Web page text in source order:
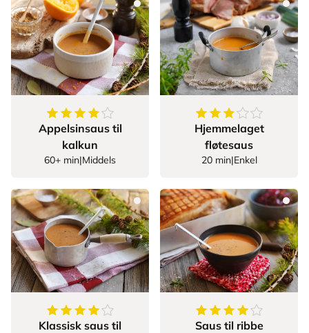
4.6875av5stjerner
Appelsinsaus til
kalkun
60+ min|Middels
Hjemmelaget
fløtesaus
20 min|Enkel
4.2272727272727275
stjerner
Klassisk saus til
4.285714285714286
Saus til ribbe